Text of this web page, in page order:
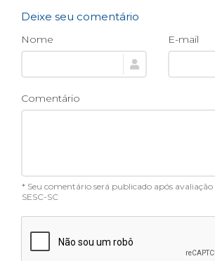
Deixe seu comentário
Nome E-mail
Comentário
* Seu comentário será publicado após
SESC-SC